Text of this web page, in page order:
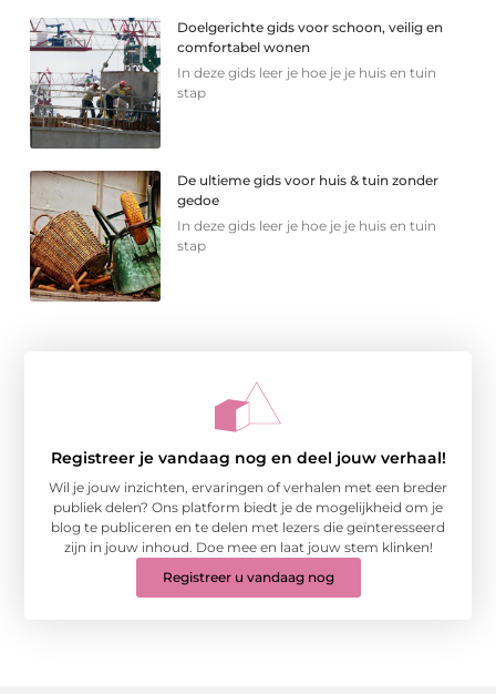
Doelgerichte gids voor schoon, veilig en
comfortabel wonen
In deze gids leer je hoe je je huis en tuin
stap
De ultieme gids voor huis & tuin zonder
gedoe
In deze gids leer je hoe je je huis en tuin
stap
Registreer je vandaag nog en deel jouw verhaal!
Wil je jouw inzichten, ervaringen of verhalen met een breder
publiek delen? Ons platform biedt je de mogelijkheid om je
blog te publiceren en te delen met lezers die geïnteresseerd
zijn in jouw inhoud. Doe mee en laat jouw stem klinken!
Registreer u vandaag nog